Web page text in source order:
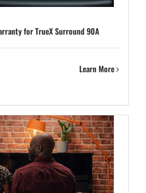
for TrueX Surround 90A
Learn More